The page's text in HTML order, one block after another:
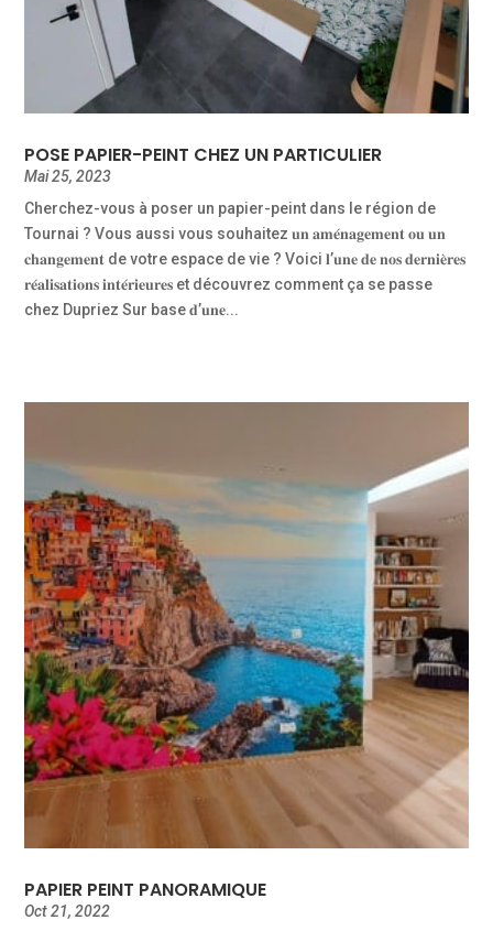
POSE PAPIER-PEINT CHEZ UN PARTICULIER
Mai 25, 2023
Cherchez-vous à poser un papier-peint dans le région de
Tournai ? Vous aussi vous souhaitez 𝐮𝐧 𝐚𝐦𝐞́𝐧𝐚𝐠𝐞𝐦𝐞𝐧𝐭 𝐨𝐮 𝐮𝐧
𝐜𝐡𝐚𝐧𝐠𝐞𝐦𝐞𝐧𝐭 de votre espace de vie ? Voici 𝐥’𝐮𝐧𝐞 𝐝𝐞 𝐧𝐨𝐬 𝐝𝐞𝐫𝐧𝐢𝐞̀𝐫𝐞𝐬
𝐫𝐞́𝐚𝐥𝐢𝐬𝐚𝐭𝐢𝐨𝐧𝐬 𝐢𝐧𝐭𝐞́𝐫𝐢𝐞𝐮𝐫𝐞𝐬 et découvrez comment ça se passe
chez Dupriez Sur base 𝐝’𝐮𝐧𝐞...
PAPIER PEINT PANORAMIQUE
Oct 21, 2022